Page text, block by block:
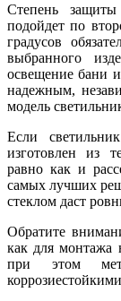
Степень
подойдет по
градусов
выбранного
освещение бани
надежным,
модель
Если
изготовлен из
равно как и
самых лучших
стеклом даст
Обратите
как для монтажа
при этом